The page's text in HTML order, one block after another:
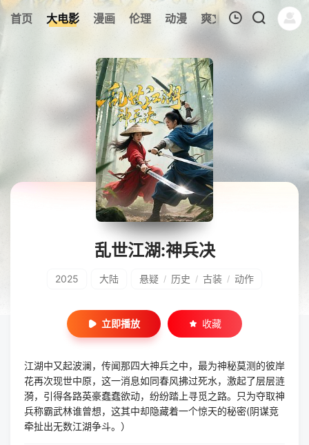
首页 大电影 漫画 伦理 动漫 爽文短剧 综艺 连
暂无观看影片的记录
乱世江湖:神兵决
2025 大陆 悬疑 / 历史 / 古装 / 动作
立即播放 收藏
江湖中又起波澜，传闻那四大神兵之中，最为神秘莫测的彼岸
花再次现世中原，这一消息如同春风拂过死水，激起了层层涟
漪，引得各路英豪蠢蠢欲动，纷纷踏上寻觅之路。只为夺取神
兵称霸武林谁曾想，这其中却隐藏着一个惊天的秘密(阴谋竞
牵扯出无数江湖争斗。）